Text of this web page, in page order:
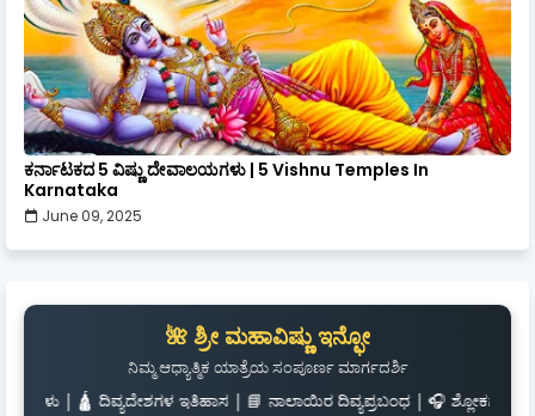
ಕರ್ನಾಟಕದ 5 ವಿಷ್ಣು ದೇವಾಲಯಗಳು | 5 Vishnu Temples In
Karnataka
June 09, 2025
🌺 ಶ್ರೀ ಮಹಾವಿಷ್ಣು ಇನ್ಫೋ
ನಿಮ್ಮ ಆಧ್ಯಾತ್ಮಿಕ ಯಾತ್ರೆಯ ಸಂಪೂರ್ಣ ಮಾರ್ಗದರ್ಶಿ
ಇತಿಹಾಸ | 📘 ನಾಲಾಯಿರ ದಿವ್ಯಪ್ರಬಂಧ | 🎧 ಶ್ಲೋಕಗಳು ಮತ್ತು ಭಜನಗಳು | 📅